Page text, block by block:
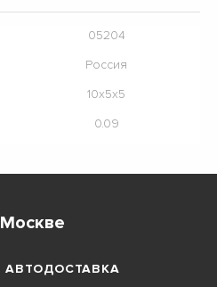
05204
Россия
10х5х5
0.09
АВТОДОСТАВКА